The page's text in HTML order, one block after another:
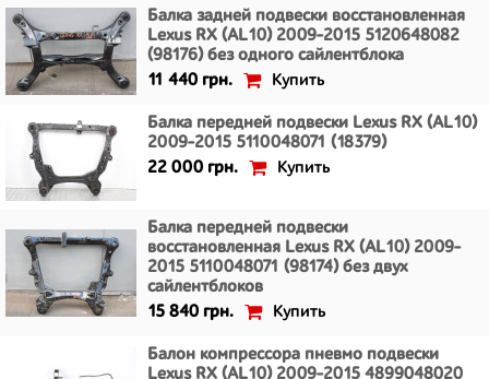
Балка задней подвески восстановленная
Lexus RX (AL10) 2009-2015 5120648082
(98176) без одного сайлентблока
11 440 грн.
Купить
Балка передней подвески Lexus RX (AL10)
2009-2015 5110048071 (18379)
22 000 грн.
Купить
Балка передней подвески
восстановленная Lexus RX (AL10) 2009-
2015 5110048071 (98174) без двух
сайлентблоков
15 840 грн.
Купить
Балон компрессора пневмо подвески
Lexus RX (AL10) 2009-2015 4899048020